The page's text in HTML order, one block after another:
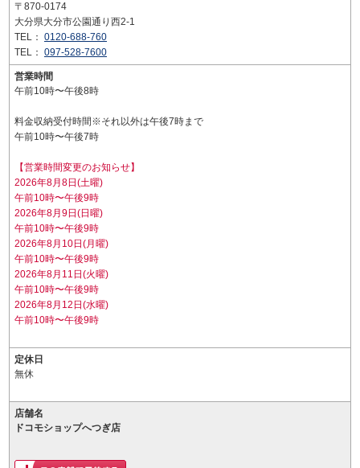
〒870-0174
大分県大分市公園通り西2-1
TEL： 0120-688-760
TEL： 097-528-7600
営業時間
午前10時〜午後8時
料金収納受付時間※それ以外は午後7時まで
午前10時〜午後7時
【営業時間変更のお知らせ】
2026年8月8日(土曜)
午前10時〜午後9時
2026年8月9日(日曜)
午前10時〜午後9時
2026年8月10日(月曜)
午前10時〜午後9時
2026年8月11日(火曜)
午前10時〜午後9時
2026年8月12日(水曜)
午前10時〜午後9時
定休日
無休
店舗名
ドコモショップへつぎ店